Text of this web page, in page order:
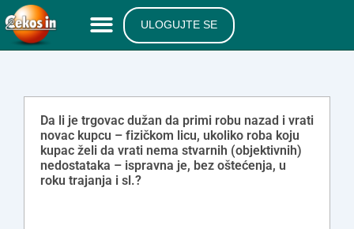
ULOGUJTE SE
Da li je trgovac dužan da primi robu nazad i vrati
novac kupcu – fizičkom licu, ukoliko roba koju
kupac želi da vrati nema stvarnih (objektivnih)
nedostataka – ispravna je, bez oštećenja, u
roku trajanja i sl.?